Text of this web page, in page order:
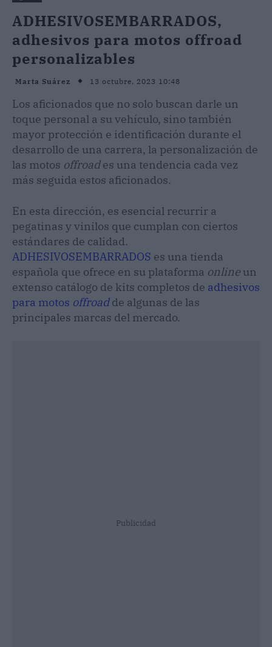
ADHESIVOSEMBARRADOS,
adhesivos para motos offroad
personalizables
Marta Suárez 13 octubre, 2023 10:48
Los aficionados que no solo buscan darle un
toque personal a su vehículo, sino también
mayor protección e identificación durante el
desarrollo de una carrera, la personalización de
las motos offroades una tendencia cada vez
más seguida estos aficionados.
En esta dirección, es esencial recurrir a
pegatinas y vinilos que cumplan con ciertos
estándares de calidad.
ADHESIVOSEMBARRADOS es una tienda
española que ofrece en su plataforma online un
extenso catálogo de kits completos de adhesivos
para motos offroadde algunas de las
principales marcas del mercado.
Publicidad